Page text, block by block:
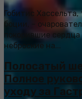
Гобитис
боции, –
покорившие
неброские на...
Полосатый
Полное
уходу за